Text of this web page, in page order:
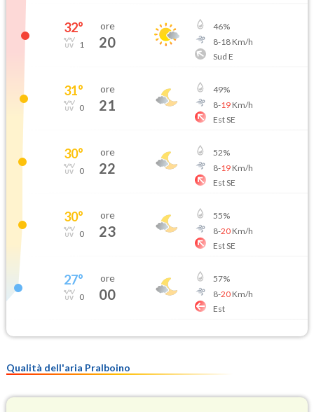
32°
1
ore
20
46%
8-18Km/h
Sud E
31°
0
ore
21
49%
8-19Km/h
Est SE
30°
0
ore
22
52%
8-19Km/h
Est SE
30°
0
ore
23
55%
8-20Km/h
Est SE
27°
0
ore
00
57%
8-20Km/h
Est
Qualità dell'aria Pralboino